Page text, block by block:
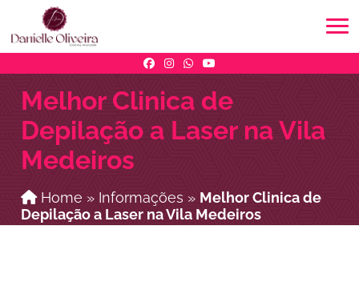
Melhor Clinica de
Depilação a Laser na Vila
Medeiros
Home » Informações » Melhor Clinica de
Depilação a Laser na Vila Medeiros